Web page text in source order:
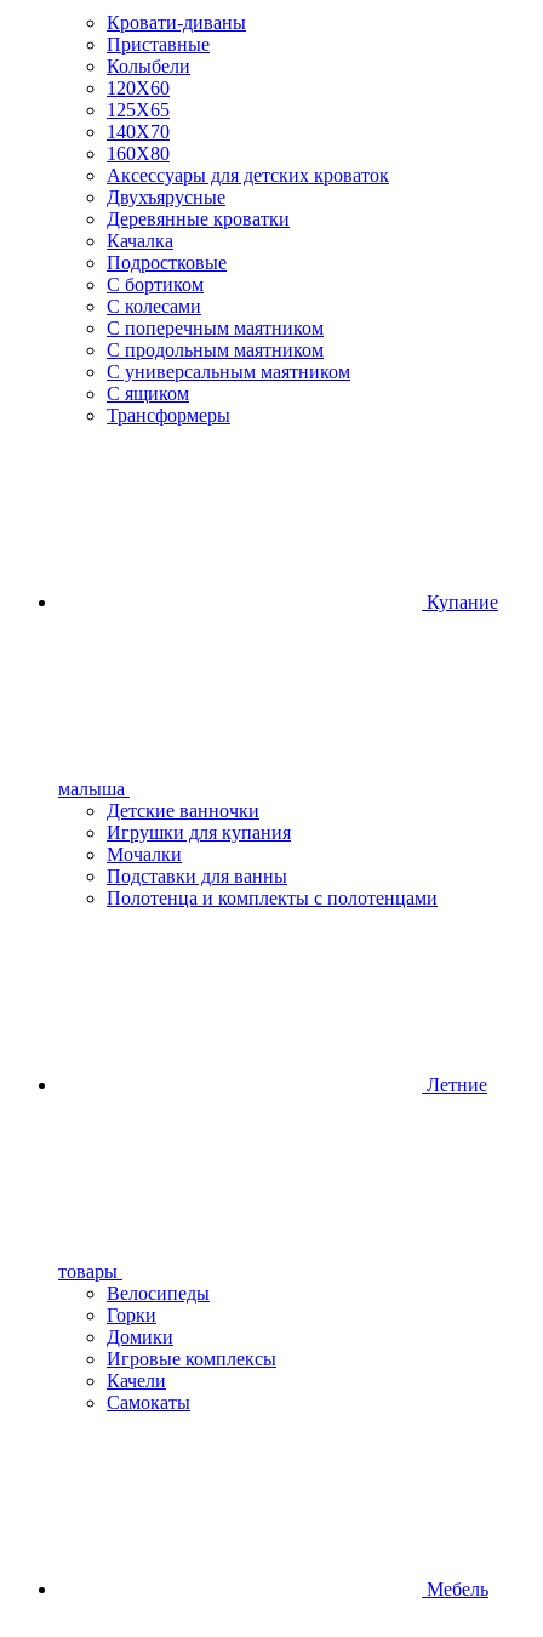
Кровати-диваны
Приставные
Колыбели
120Х60
125X65
140Х70
160Х80
Аксессуары для детских кроваток
Двухъярусные
Деревянные кроватки
Качалка
Подростковые
С бортиком
С колесами
С поперечным маятником
С продольным маятником
С универсальным маятником
С ящиком
Трансформеры
Купание
малыша
Детские ванночки
Игрушки для купания
Мочалки
Подставки для ванны
Полотенца и комплекты с полотенцами
Летние
товары
Велосипеды
Горки
Домики
Игровые комплексы
Качели
Самокаты
Мебель